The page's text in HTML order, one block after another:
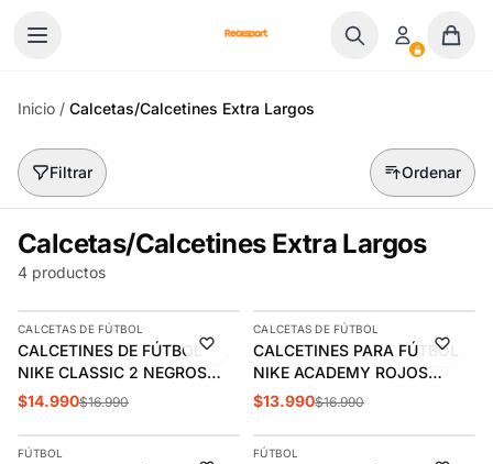
Inicio / Calcetas/Calcetines Extra Largos
Filtrar Ordenar
Calcetas/Calcetines Extra Largos
4 productos
-12%
ÚLTIMAS 2
AGREGAR
CALCETAS DE FÚTBOL
CALCETINES DE FÚTBOL
NIKE CLASSIC 2 NEGROS
(UNISEX) | SX5728-010
$14.990$16.990
-18%
CALCETAS DE FÚTBOL
CALCETINES PARA FÚTBOL
NIKE ACADEMY ROJOS
(UNISEX) | SX4120-601
$13.990$16.990
-12%
AGREGAR
FÚTBOL -12%
AGREGAR
FÚTBOL